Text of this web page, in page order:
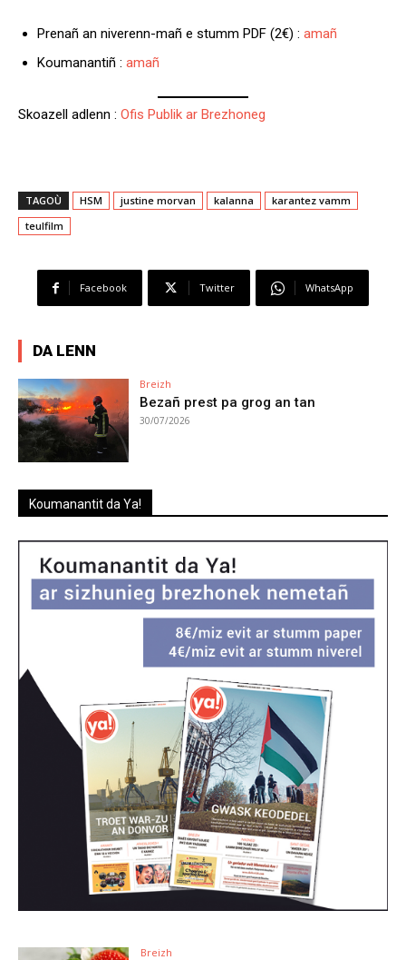
Prenañ an niverenn-mañ e stumm PDF (2€) : amañ
Koumanantiñ : amañ
Skoazell adlenn : Ofis Publik ar Brezhoneg
TAGOÙ HSM justine morvan kalanna
karantez vamm
teulfilm
Facebook Twitter WhatsApp
DA LENN
Breizh
Bezañ prest pa grog an tan
30/07/2026
Koumanantit da Ya!
Breizh